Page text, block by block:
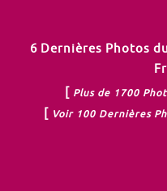
6 Dernières Photos
Plus de 1700
Voir 100 Dernières